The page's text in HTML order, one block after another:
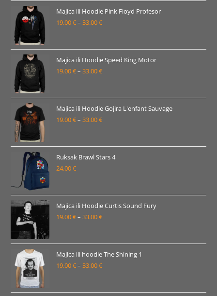
19.00 €
do
Majica ili Hoodie Pink Floyd Profesor
19.00€– 33.00€Raspon
19.00 €
do
Majica ili Hoodie Speed King Motor
19.00€– 33.00€Raspon
19.00 €
do
Majica ili Hoodie Gojira L'enfant Sauvage
19.00€– 33.00€Raspon
19.00 €
Ruksak Brawl Stars 4
24.00€
Majica ili Hoodie Curtis Sound Fury
19.00€– 33.00€Raspon
19.00 €
do
Majica ili hoodie The Shining 1
19.00€– 33.00€Raspon